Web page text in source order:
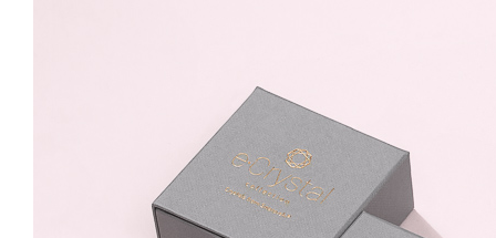
Swarovski® Rivoli
Amethyst 8mm Surub